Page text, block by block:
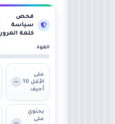
فحص
سياسة
كلمة المرور
القوة
على
الأقل 10
أحرف
يحتوي
على